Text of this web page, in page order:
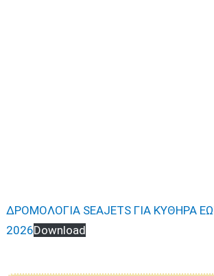
ΔΡΟΜΟΛΟΓΙΑ SEAJETS ΓΙΑ ΚΥΘΗΡΑ
2026Download